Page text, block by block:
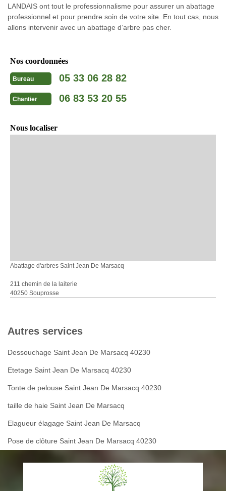
LANDAIS ont tout le professionnalisme pour assurer un abattage
professionnel et pour prendre soin de votre site. En tout cas, nous
allons intervenir avec un abattage d’arbre pas cher.
Nos coordonnées
Bureau 05 33 06 28 82
Chantier 06 83 53 20 55
Nous localiser
Abattage d'arbres Saint Jean De Marsacq
211 chemin de la laiterie
40250 Souprosse
Autres services
Dessouchage Saint Jean De Marsacq 40230
Etetage Saint Jean De Marsacq 40230
Tonte de pelouse Saint Jean De Marsacq 40230
taille de haie Saint Jean De Marsacq
Elagueur élagage Saint Jean De Marsacq
Pose de clôture Saint Jean De Marsacq 40230